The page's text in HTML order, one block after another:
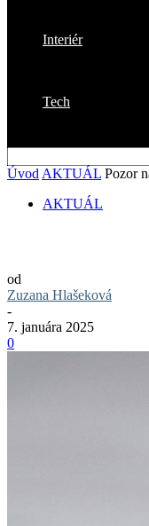
Interiér
Tech
Úvod AKTUÁL Pozor
AKTUÁL
od
Zuzana Hlašeková
-
7. januára 2025
0